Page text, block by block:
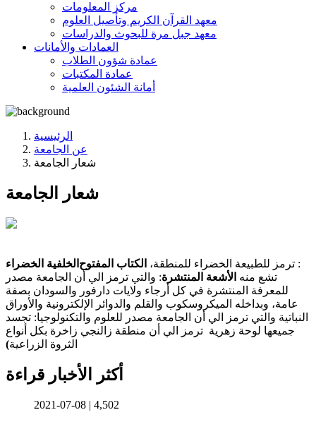
مركز المعلومات
معهد القرآن الكريم وتأصيل العلوم
معهد جبل مرة للبحوث والدراسات
العمادات والأمانات
عمادة شؤون الطلاب
عمادة المكتبات
أمانة الشئون العلمية
الرئيسية
عن الجامعة
شعار الجامعة
شعار الجامعة
الخلفية الخضراء : ترمز للطبيعة الخضراء للمنطقة، الكتاب المفتوح
تشع منه الأشعة المنتشرة: والتي ترمز الي أن الجامعة مصدر
للمعرفة المنتشرة في كل أرجاء ولايات دارفور والسودان بصفة
عامة، وبداخله الميكروسكوب والقلم والدوائر الإلكترونية والأوراق
النباتية والتي ترمز الي أن الجامعة مصدر للعلوم والتكنولوجيا: تجسد
جميعها لوحة زهرية ترمز الي أن منطقة زالنجي زاخرة بكل أنواع
الثروة الزراعية)
أكثر الأخبار قراءة
2021-07-08 | 4,502